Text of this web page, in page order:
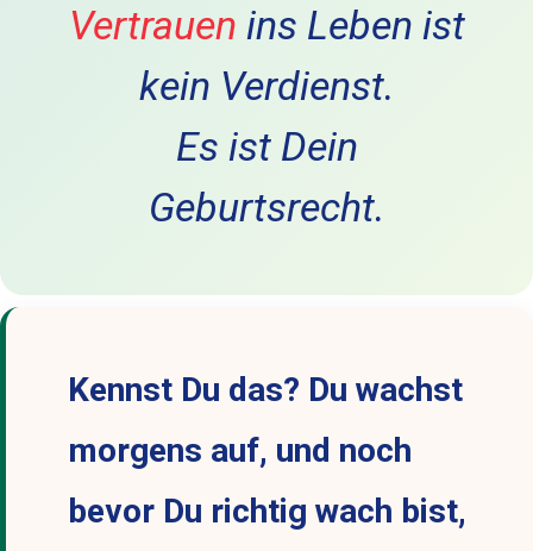
Vertrauen ins Leben ist
kein Verdienst.
Es ist Dein
Geburtsrecht.
Kennst Du das? Du wachst
morgens auf, und noch
bevor Du richtig wach bist,